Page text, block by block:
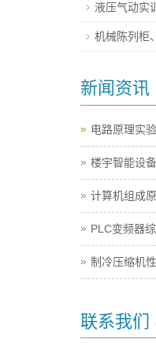
液压气动实
机械陈列柜
新闻资讯
PLC变频器
制冷压缩机
联系我们